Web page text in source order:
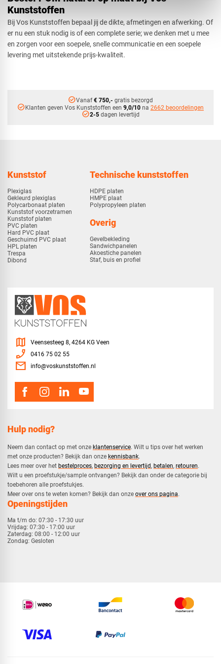
Kunststoffen
Bij Vos Kunststoffen bepaal jij de dikte, afmetingen en afwerking. Of
er nu een stuk nodig is of een complete serie; we denken met u mee
en zorgen voor een soepele, snelle communicatie en een soepele
levering met uitstekende prijs-kwaliteit.
check_circleVanaf€ 750,- gratis bezorgd
check_circleKlanten geven Vos Kunststoffen een 9,0/10 na 2662 beoordelingen
check_circle2-5dagen levertijd
Kunststof
Plexiglas
Gekleurd plexiglas
Polycarbonaat platen
Kunststof voorzetramen
Kunststof platen
PVC platen
Hard PVC plaat
Geschuimd PVC plaat
HPL platen
Trespa
Dibond
Technische kunststoffen
HDPE platen
HMPE plaat
Polypropyleen platen
Overig
Gevelbekleding
Sandwichpanelen
Akoestiche panelen
Staf, buis en profiel
Hulp nodig?
Neem dan contact op met onze klantenservice. Wilt u tips over het werken
met onze producten? Bekijk dan onze kennisbank.
​Lees meer over het bestelproces, bezorging en levertijd, betalen, retouren.​
​Wilt u een proefstukje/sample ontvangen? Bekijk dan onder de categorie bij
toebehoren alle proefstukjes.
​​Meer over ons te weten komen? Bekijk dan onze over ons pagina.
Openingstijden
Ma t/m do: 07:30 - 17:30 uur
Vrijdag: 07:30 - 17:00 uur
Zaterdag: 08:00 - 12:00 uur
Zondag: Gesloten
map Veensesteeg 8, 4264 KG Veen
phone_enabled 0416 75 02 55
mail info@voskunststoffen.nl